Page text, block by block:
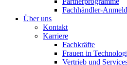
Fachhändler-
Über uns
Kontakt
Karriere
Fachkräfte
Frauen in
Vertrieb und